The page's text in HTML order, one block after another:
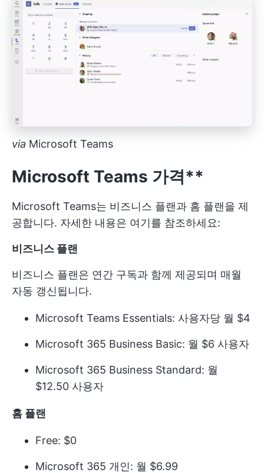
via Microsoft Teams
Microsoft Teams 가격**
Microsoft Teams는 비즈니스 플랜과 홈 플랜을 제
공합니다. 자세한 내용은 여기를 참조하세요:
비즈니스 플랜
비즈니스 플랜은 연간 구독과 함께 제공되며 매월
자동 갱신됩니다.
Microsoft Teams Essentials: 사용자당 월 $4
Microsoft 365 Business Basic: 월 $6 사용자
Microsoft 365 Business Standard: 월
$12.50 사용자
홈 플랜
Free: $0
Microsoft 365 개인: 월 $6.99